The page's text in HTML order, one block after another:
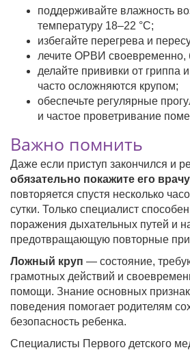
поддерживайте влажность
температуру 18–22 °C;
избегайте перегрева и
лечите ОРВИ своевременно,
делайте прививки от гриппа и
часто осложняются крупом;
обеспечьте регулярные
и частое проветривание
Важно помнить
Даже если приступ закончился и
обязательно покажите его врачу
повторяется спустя несколько
сутки. Только специалист
поражения дыхательных путей и
предотвращающую повторные
Ложный круп — состояние,
грамотных действий и
помощи. Знание основных
поведения помогает родителям
безопасность ребенка.
Специалисты Первого детского